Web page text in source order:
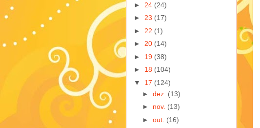
► 24 (24)
► 23 (17)
► 22 (1)
► 20 (14)
► 19 (38)
► 18 (104)
▼ 17 (124)
► dez. (13)
► nov. (13)
► out. (16)